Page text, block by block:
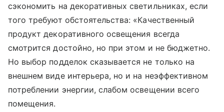
сэкономить на декоративных светильниках, если
того требуют обстоятельства: «Качественный
продукт декоративного освещения всегда
смотрится достойно, но при этом и не бюджетно.
Но выбор подделок сказывается не только на
внешнем виде интерьера, но и на неэффективном
потреблении энергии, слабом освещении всего
помещения.